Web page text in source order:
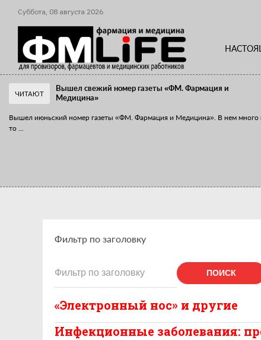
Суббота, 08 августа 2026
ЧИТАЮТ
Вышел свежий номер газеты «ФМ. Фармация и
Медицина»
Вышел июньский номер газеты «ФМ. Фармация и Медицина». В нем много
то
Фильтр по заголовку
ПОИСК
«Электронный нос» и другие
Инфекционные заболевания: